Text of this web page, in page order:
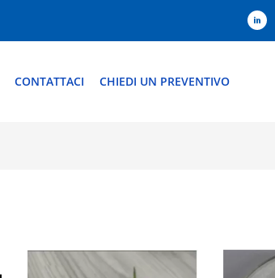
CONTATTACI CHIEDI UN PREVENTIVO